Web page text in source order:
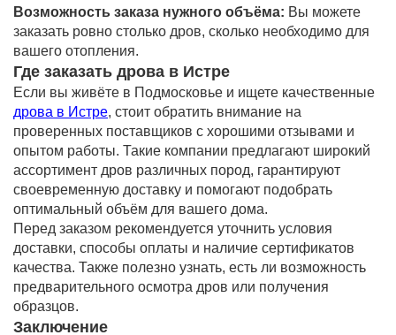
Возможность заказа нужного объёма: Вы можете
заказать ровно столько дров, сколько необходимо для
вашего отопления.
Где заказать дрова в Истре
Если вы живёте в Подмосковье и ищете качественные
дрова в Истре, стоит обратить внимание на
проверенных поставщиков с хорошими отзывами и
опытом работы. Такие компании предлагают широкий
ассортимент дров различных пород, гарантируют
своевременную доставку и помогают подобрать
оптимальный объём для вашего дома.
Перед заказом рекомендуется уточнить условия
доставки, способы оплаты и наличие сертификатов
качества. Также полезно узнать, есть ли возможность
предварительного осмотра дров или получения
образцов.
Заключение